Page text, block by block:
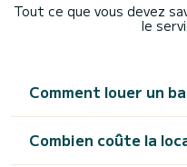
Tout ce que vous devez
le
Comment louer un
Combien coûte la